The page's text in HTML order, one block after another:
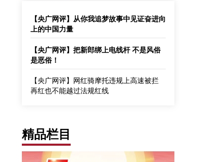
【央广网评】从你我追梦故事中见证奋进向
上的中国力量
【央广网评】把新郎绑上电线杆 不是风俗
是恶俗！
【央广网评】网红骑摩托违规上高速被拦
再红也不能越过法规红线
精品栏目